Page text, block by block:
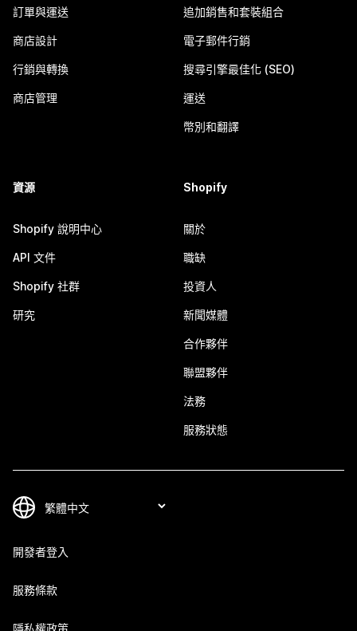
訂單與運送
商店設計
行銷與轉換
商店管理
追加銷售和套裝組合
電子郵件行銷
搜尋引擎最佳化 (SEO)
運送
幣別和翻譯
資源
Shopify 說明中心
API 文件
Shopify 社群
研究
Shopify
關於
職缺
投資人
新聞媒體
合作夥伴
聯盟夥伴
法務
服務狀態
開發者登入
服務條款
隱私權政策